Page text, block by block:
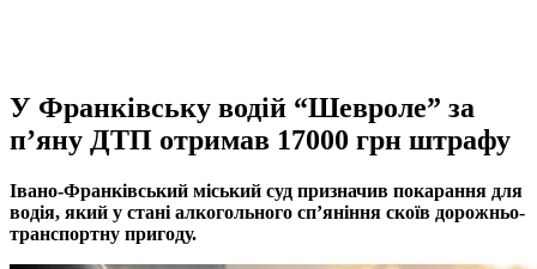
У Франківську водій “Шевроле” за
п’яну ДТП отримав 17000 грн штрафу
Івано-Франківський міський суд призначив покарання для
водія, який у стані алкогольного сп’яніння скоїв дорожньо-
транспортну пригоду.